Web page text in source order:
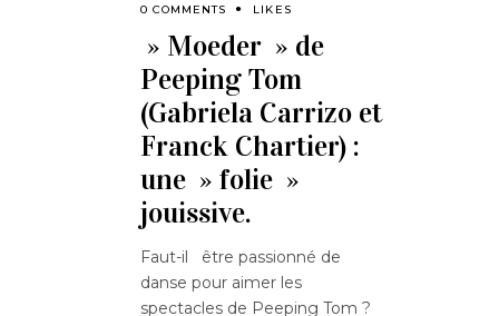
0 COMMENTS
LIKES
» Moeder » de
Peeping Tom
(Gabriela Carrizo et
Franck Chartier) :
une » folie »
jouissive.
Faut-il être passionné de
danse pour aimer les
spectacles de Peeping Tom ?